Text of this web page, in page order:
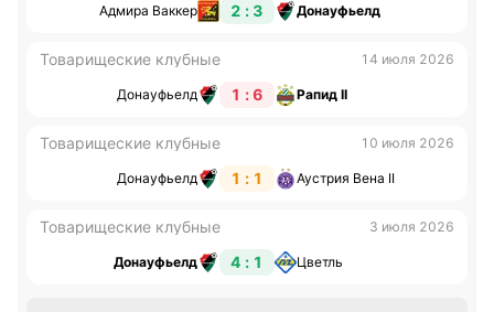
Адмира Ваккер 2 : 3 Донауфьелд
Товарищеские клубные 14 июля 2026
Донауфьелд 1 : 6 Рапид II
Товарищеские клубные 10 июля 2026
Донауфьелд 1 : 1 Аустрия Вена II
Товарищеские клубные 3 июля 2026
Донауфьелд 4 : 1 Цветль